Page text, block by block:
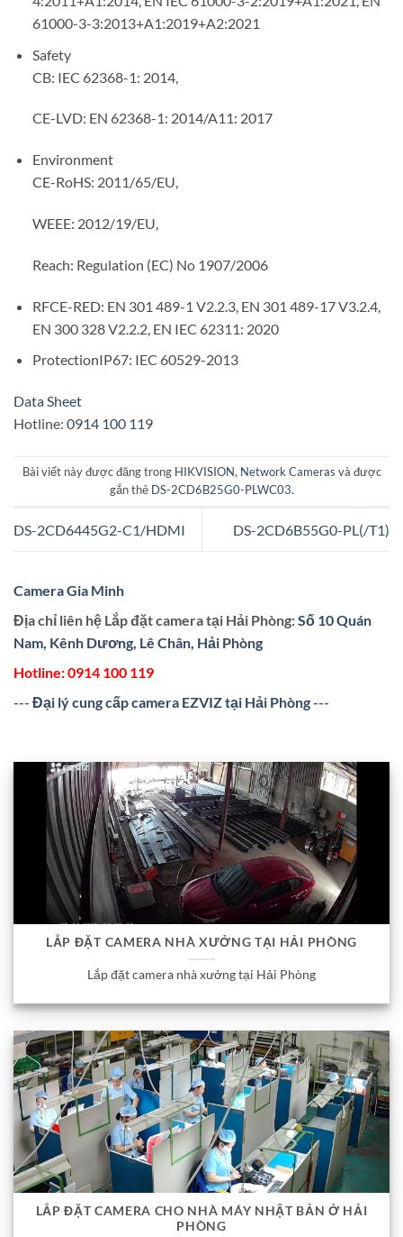
61000-3-3:2013+A1:2019+A2:2021
Safety
CB: IEC 62368-1: 2014,
CE-LVD: EN 62368-1: 2014/A11: 2017
Environment
CE-RoHS: 2011/65/EU,
WEEE: 2012/19/EU,
Reach: Regulation (EC) No 1907/2006
RFCE-RED: EN 301 489-1 V2.2.3, EN 301 489-17 V3.2.4,
EN 300 328 V2.2.2, EN IEC 62311: 2020
ProtectionIP67: IEC 60529-2013
Data Sheet
Hotline: 0914 100 119
Bài viết này được đăng trong HIKVISION, Network Cameras và được
gắn thẻ DS-2CD6B25G0-PLWC03.
DS-2CD6445G2-C1/HDMI DS-2CD6B55G0-PL(/T1)
Camera Gia Minh
Địa chỉ liên hệ Lắp đặt camera tại Hải Phòng:Số 10 Quán
Nam, Kênh Dương, Lê Chân, Hải Phòng
Hotline:0914 100 119
--- Đại lý cung cấp camera EZVIZ tại Hải Phòng---
LẮP ĐẶT CAMERA NHÀ XƯỞNG TẠI HẢI PHÒNG
Lắp đặt camera nhà xưởng tại Hải Phòng
LẮP ĐẶT CAMERA CHO NHÀ MÁY NHẬT BẢN Ở HẢI
PHÒNG